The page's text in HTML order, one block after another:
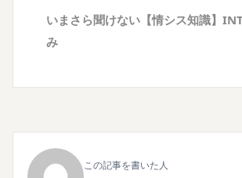
いまさら聞けない【情シス知識】
み
この記事を書いた人